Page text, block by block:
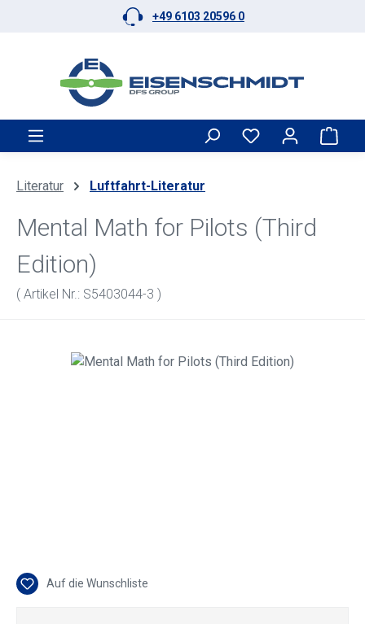
Zum Hauptinhalt springen+49 6103 20596 0
Literatur Luftfahrt-Literatur
Mental Math for Pilots (Third
Edition)
( Artikel Nr.: S5403044-3 )
Bildergalerie überspringen
Auf die Wunschliste